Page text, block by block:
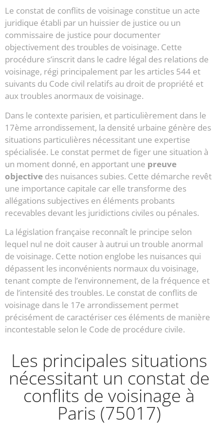
Le constat de conflits de voisinage constitue un acte
juridique établi par un huissier de justice ou un
commissaire de justice pour documenter
objectivement des troubles de voisinage. Cette
procédure s’inscrit dans le cadre légal des relations de
voisinage, régi principalement par les articles 544 et
suivants du Code civil relatifs au droit de propriété et
aux troubles anormaux de voisinage.
Dans le contexte parisien, et particulièrement dans le
17ème arrondissement, la densité urbaine génère des
situations particulières nécessitant une expertise
spécialisée. Le constat permet de figer une situation à
un moment donné, en apportant une preuve
objective des nuisances subies. Cette démarche revêt
une importance capitale car elle transforme des
allégations subjectives en éléments probants
recevables devant les juridictions civiles ou pénales.
La législation française reconnaît le principe selon
lequel nul ne doit causer à autrui un trouble anormal
de voisinage. Cette notion englobe les nuisances qui
dépassent les inconvénients normaux du voisinage,
tenant compte de l’environnement, de la fréquence et
de l’intensité des troubles. Le constat de conflits de
voisinage dans le 17e arrondissement permet
précisément de caractériser ces éléments de manière
incontestable selon le Code de procédure civile.
Les principales situations
nécessitant un constat de
conflits de voisinage à
Paris (75017)